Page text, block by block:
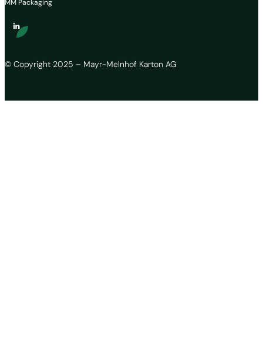
© Copyright 2025 – Mayr-Melnhof Karton AG
MM Packaging